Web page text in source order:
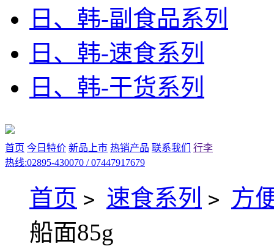
日、韩-副食品系列
日、韩-速食系列
日、韩-干货系列
首页 今日特价 新品上市 热销产品 联系我们
行李
热线:02895-430070 / 07447917679
首页 > 速食系列 > 方
船面85g